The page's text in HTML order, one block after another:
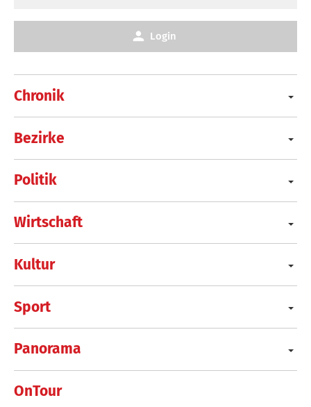
Chronik
Bezirke
Politik
Wirtschaft
Kultur
Sport
Panorama
OnTour
Login